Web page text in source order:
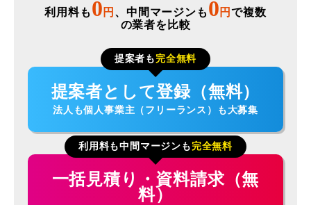
利用料も 0 円 、中間マージンも 0 円で複数
の業者を比較
提案者も 完全無料
提案者として登録（無料）
法人も個人事業主（フリーランス）も大募集
利用料も中間マージンも 完全無料
一括見積り・資料請求（無
料）